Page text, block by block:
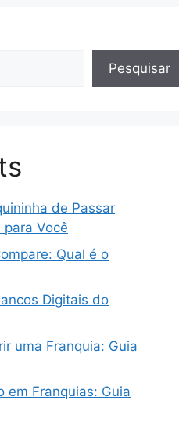
Pesquisar
de Passar
para Você
Qual é o
Digitais do
uma Franquia: Guia
em Franquias: Guia